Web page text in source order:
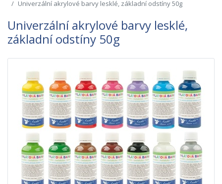
Univerzální akrylové barvy lesklé, základní odstíny 50g
Univerzální akrylové barvy lesklé,
základní odstíny 50g